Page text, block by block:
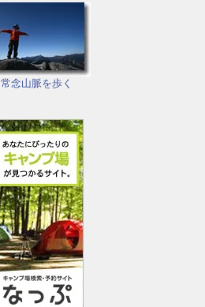
常念山脈を歩く